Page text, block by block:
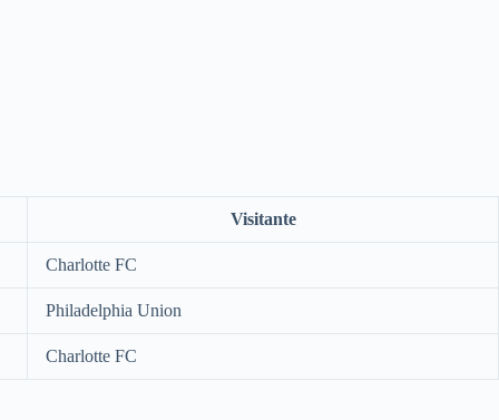
Visitante
Charlotte FC
Philadelphia Union
Charlotte FC